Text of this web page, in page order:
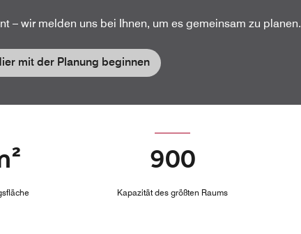
– wir melden uns bei Ihnen, um es gemeinsam zu planen.
mit der Planung beginnen
900
Kapazität des größten Raums